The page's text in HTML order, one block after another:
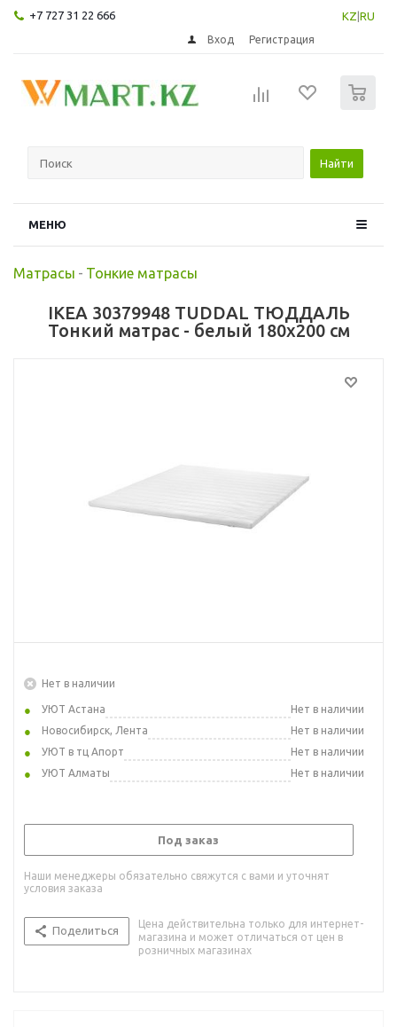
+7 727 31 22 666 KZ RU
Вход Регистрация
Найти
МЕНЮ
Матрасы - Тонкие матрасы
IKEA 30379948 TUDDAL ТЮДДАЛЬ
Тонкий матрас - белый 180x200 см
Нет в наличии
УЮТ Астана
Нет в наличии
Новосибирск, Лента
Нет в наличии
УЮТ в тц Апорт
Нет в наличии
УЮТ Алматы
Нет в наличии
Под заказ
Наши менеджеры обязательно свяжутся с вами и уточнят
условия заказа
Поделиться
Цена действительна только для интернет-
магазина и может отличаться от цен в
розничных магазинах